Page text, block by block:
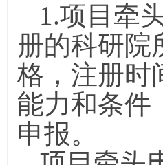
1.项目牵
册的科研院
格，注册时
能力和条件
申报。